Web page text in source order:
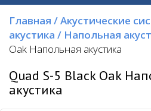
Главная /Акустические
акустика / Напольная
Oak Напольная акустика
Quad S-5 Black Oak
акустика